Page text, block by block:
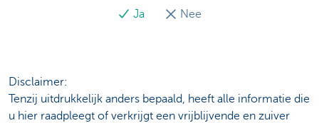
Ja Nee
Disclaimer:
Tenzij uitdrukkelijk anders bepaald, heeft alle informatie die
u hier raadpleegt of verkrijgt een vrijblijvende en zuiver